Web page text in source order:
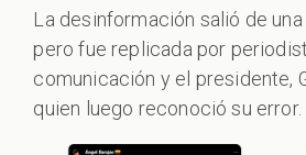
La desinformación salió de
pero fue replicada por
comunicación y el presidente,
quien luego reconoció su error.